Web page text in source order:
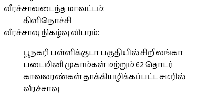
வீரச்சாவடைந்த மாவட்டம்:
கிளிநொச்சி
வீரச்சாவு நிகழ்வு விபரம்:
பூநகரி பள்ளிக்குடா பகுதியில் சிறிலங்கா
படைமினி முகாம்கள் மற்றும் 62 தொடர்
காவலரண்கள் தாக்கியழிக்கப்பட்ட சமரில்
வீரச்சாவு